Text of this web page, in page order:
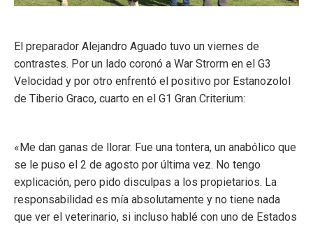
El preparador Alejandro Aguado tuvo un viernes de
contrastes. Por un lado coronó a War Strorm en el G3
Velocidad y por otro enfrentó el positivo por Estanozolol
de Tiberio Graco, cuarto en el G1 Gran Criterium:
«Me dan ganas de llorar. Fue una tontera, un anabólico que
se le puso el 2 de agosto por última vez. No tengo
explicación, pero pido disculpas a los propietarios. La
responsabilidad es mía absolutamente y no tiene nada
que ver el veterinario, si incluso hablé con uno de Estados